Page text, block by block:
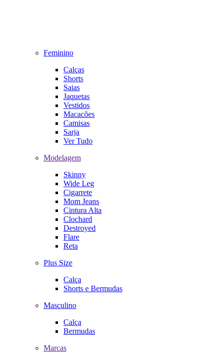
Feminino
Calças
Shorts
Saias
Jaquetas
Vestidos
Macacões
Camisas
Sarja
Ver Tudo
Modelagem
Skinny
Wide Leg
Cigarrete
Mom Jeans
Cintura Alta
Clochard
Destroyed
Flare
Reta
Plus Size
Calça
Shorts e Bermudas
Masculino
Calça
Bermudas
Marcas